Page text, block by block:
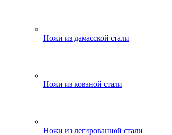
Ножи из дамасской стали
Ножи из кованой стали
Ножи из легированной стали